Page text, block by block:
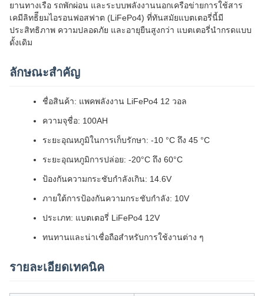
ยานทางเรือ รถพักผ่อน และระบบพลังงานนอกเครือข่ายการใช้สาร
เคมีลิทธิียมไอรอนฟอสฟาต (LiFePo4) ที่ทันสมัยแบตเตอรี่นี้มี
ประสิทธิภาพ ความปลอดภัย และอายุยืนสูงกว่า แบตเตอรี่นํากรดแบบ
ดั้งเดิม
ลักษณะสําคัญ
ชื่อสินค้า: แพคพลังงาน LiFePo4 12 วอล
ความจุชื่อ: 100AH
ระยะอุณหภูมิในการเก็บรักษา: -10 °C ถึง 45 °C
ระยะอุณหภูมิการปล่อย: -20°C ถึง 60°C
ป้องกันความกระชับกําลังเกิน: 14.6V
ภายใต้การป้องกันความกระชับกําลัง: 10V
ประเภท: แบตเตอรี่ LiFePo4 12V
ทนทานและน่าเชื่อถือสําหรับการใช้งานต่าง ๆ
รายละเอียดเทคนิค